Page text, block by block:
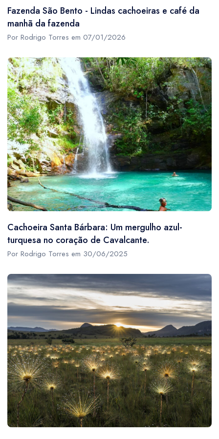
Fazenda São Bento - Lindas cachoeiras e café da
manhã da fazenda
Por Rodrigo Torres em 07/01/2026
Cachoeira Santa Bárbara: Um mergulho azul-
turquesa no coração de Cavalcante.
Por Rodrigo Torres em 30/06/2025